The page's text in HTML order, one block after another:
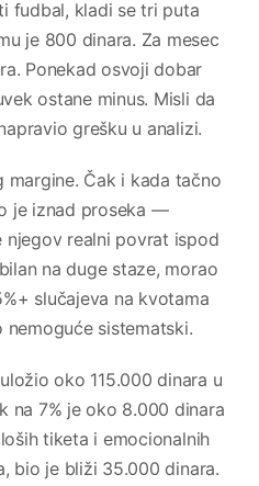
fudbal, kladi se tri puta
je 800 dinara. Za mesec
Ponekad osvoji dobar
ostane minus. Misli da
grešku u analizi.
Čak i kada tačno
je iznad proseka —
njegov realni povrat ispod
na duge staze, morao
slučajeva na kvotama
sistematski.
oko 115.000 dinara u
na 7% je oko 8.000 dinara
tiketa i emocionalnih
bio je bliži 35.000 dinara.